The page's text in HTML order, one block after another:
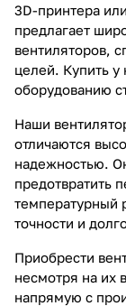
3D-принтера
предлагает
вентиляторов,
целей. Купить у
оборудованию
Наши
отличаются
надежностью.
предотвратить
температурный
точности и
Приобрести
несмотря на их
напрямую с